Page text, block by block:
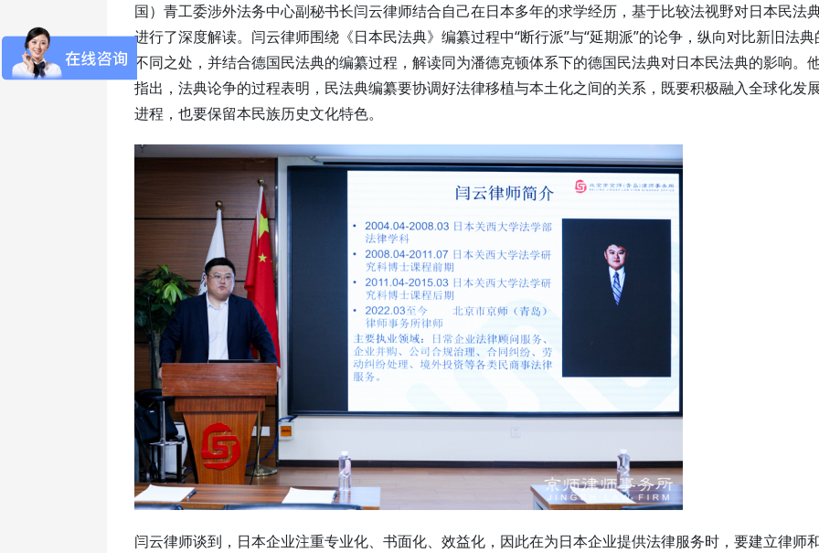
国）青工委涉外法务中心副秘书长闫云律师结合自己在日本多年的求学经历，基于比较法视野对日本民法
进行了深度解读。闫云律师围绕《日本民法典》编纂过程中“断行派”与“延期派”的论争，纵向对比新旧法典
不同之处，并结合德国民法典的编纂过程，解读同为潘德克顿体系下的德国民法典对日本民法典的影响。
指出，法典论争的过程表明，民法典编纂要协调好法律移植与本土化之间的关系，既要积极融入全球化发
进程，也要保留本民族历史文化特色。
闫云律师谈到，日本企业注重专业化、书面化、效益化，因此在为日本企业提供法律服务时，要建立律师